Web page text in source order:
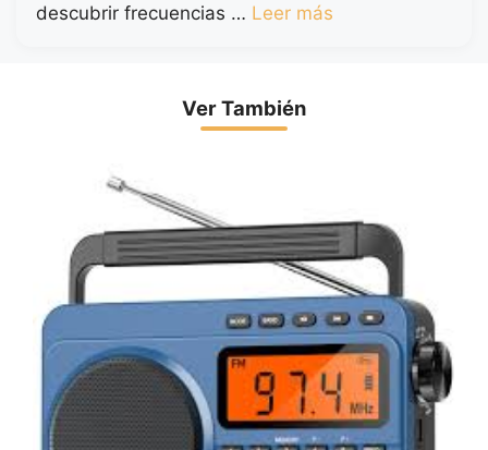
descubrir frecuencias … Leer más
Ver También